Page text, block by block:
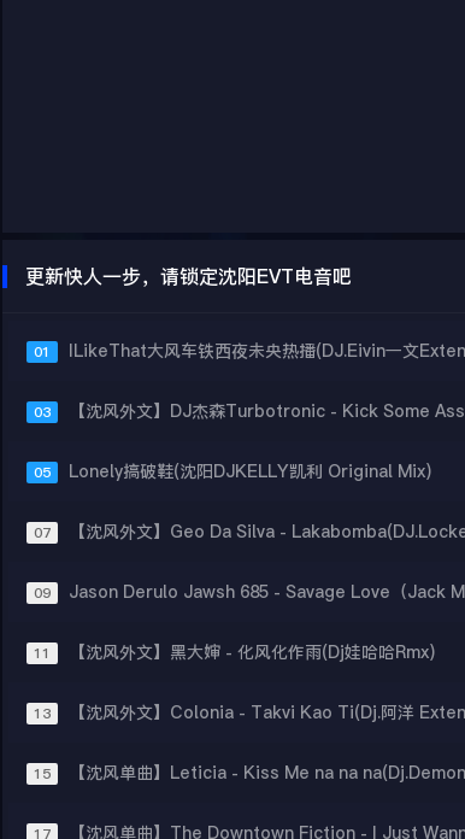
更新快人一步，请锁定沈阳EVT电音吧
01
03 【沈风外文】DJ杰森Turbotronic - Kick Some Ass
05 Lonely搞破鞋(沈阳DJKELLY凯利 Original Mix)
07
09
11 【沈风外文】黑大婶 - 化风化作雨(Dj娃哈哈Rmx)
13
15
17